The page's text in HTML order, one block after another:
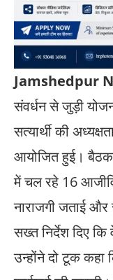
Jamshedpur
संवर्धन से जुड़ी
सत्यार्थी की
आयोजित हुई। बैठक
में चल रहे 16
नाराजगी जताई और
सख्त निर्देश दिए
उन्होंने दो टूक कहा